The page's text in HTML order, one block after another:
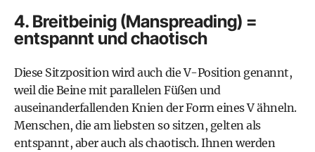
4. Breitbeinig (Manspreading) =
entspannt und chaotisch
Diese Sitzposition wird auch die V-Position genannt,
weil die Beine mit parallelen Füßen und
auseinanderfallenden Knien der Form eines V ähneln.
Menschen, die am liebsten so sitzen, gelten als
entspannt, aber auch als chaotisch. Ihnen werden